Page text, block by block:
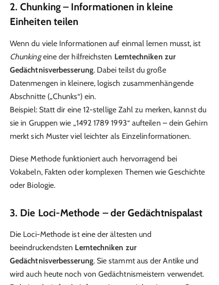
2. Chunking – Informationen in kleine
Einheiten teilen
Wenn du viele Informationen auf einmal lernen musst, ist
Chunkingeine der hilfreichsten Lerntechniken zur
Gedächtnisverbesserung. Dabei teilst du große
Datenmengen in kleinere, logisch zusammenhängende
Abschnitte („Chunks“) ein.
Beispiel: Statt dir eine 12-stellige Zahl zu merken, kannst du
sie in Gruppen wie „1492 1789 1993“ aufteilen – dein Gehirn
merkt sich Muster viel leichter als Einzelinformationen.
Diese Methode funktioniert auch hervorragend bei
Vokabeln, Fakten oder komplexen Themen wie Geschichte
oder Biologie.
3. Die Loci-Methode – der Gedächtnispalast
Die Loci-Methode ist eine der ältesten und
beeindruckendsten Lerntechniken zur
Gedächtnisverbesserung. Sie stammt aus der Antike und
wird auch heute noch von Gedächtnismeistern verwendet.